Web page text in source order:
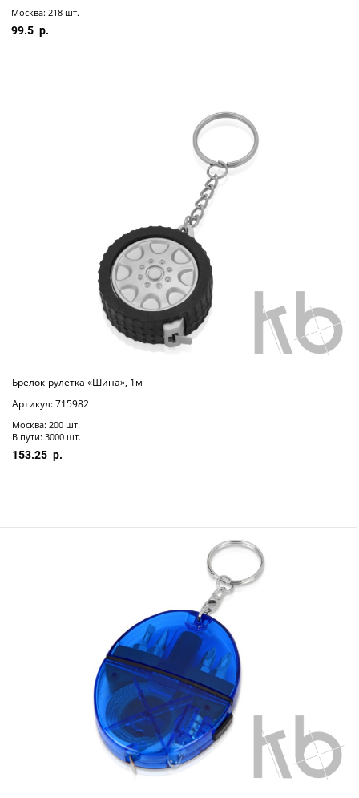
Москва: 218 шт.
99.5
Брелок-рулетка «Шина», 1м
Артикул: 715982
Москва: 200 шт.
В пути: 3000 шт.
153.25